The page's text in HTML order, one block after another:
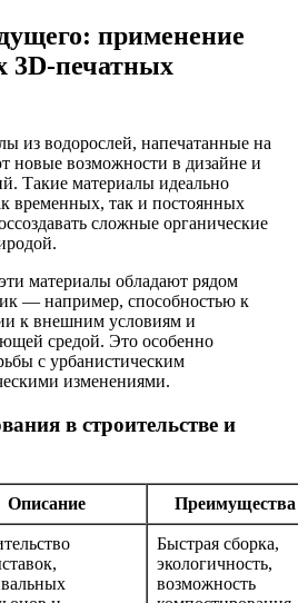
применение
3D-печатных
из водорослей, напечатанные на
новые возможности в дизайне и
Такие материалы идеально
временных, так и постоянных
сложные органические
материалы обладают рядом
— например, способностью к
к внешним условиям и
средой. Это особенно
с урбанистическим
изменениями.
в строительстве и
Описание Преимущества
Быстрая сборка,
экологичность,
возможность